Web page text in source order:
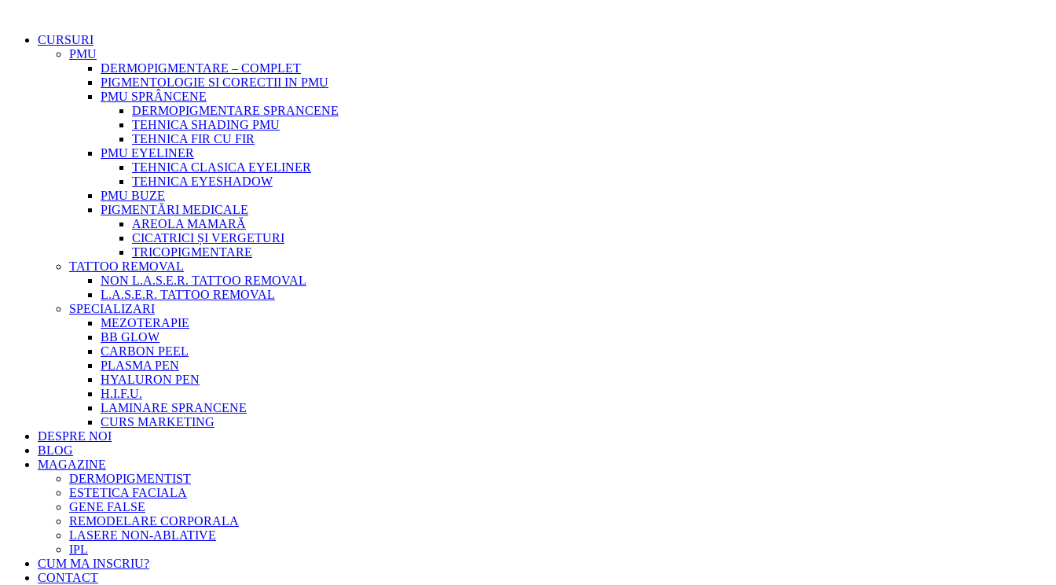
CURSURI
PMU
DERMOPIGMENTARE – COMPLET
PIGMENTOLOGIE SI CORECTII IN PMU
PMU SPRÂNCENE
DERMOPIGMENTARE SPRANCENE
TEHNICA SHADING PMU
TEHNICA FIR CU FIR
PMU EYELINER
TEHNICA CLASICA EYELINER
TEHNICA EYESHADOW
PMU BUZE
PIGMENTĂRI MEDICALE
AREOLA MAMARĂ
CICATRICI ȘI VERGETURI
TRICOPIGMENTARE
TATTOO REMOVAL
NON L.A.S.E.R. TATTOO REMOVAL
L.A.S.E.R. TATTOO REMOVAL
SPECIALIZARI
MEZOTERAPIE
BB GLOW
CARBON PEEL
PLASMA PEN
HYALURON PEN
H.I.F.U.
LAMINARE SPRANCENE
CURS MARKETING
DESPRE NOI
BLOG
MAGAZINE
DERMOPIGMENTIST
ESTETICA FACIALA
GENE FALSE
REMODELARE CORPORALA
LASERE NON-ABLATIVE
IPL
CUM MA INSCRIU?
CONTACT